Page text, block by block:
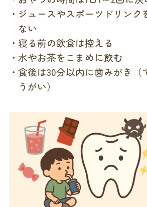
ジュースやスポーツドリンク
ない
寝る前の飲食は控える
水やお茶をこまめに飲む
食後は30分以内に歯みがき（
うがい）